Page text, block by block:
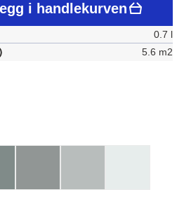
i handlekurven
0.7 l
5.6 m2